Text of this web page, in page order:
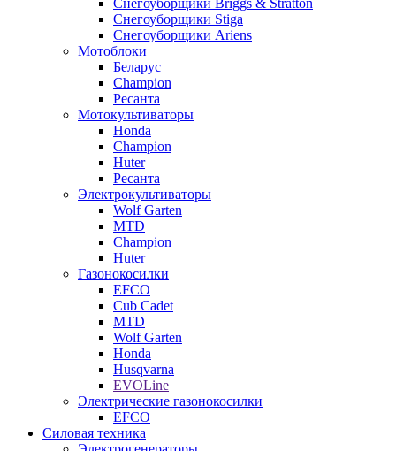
Снегоуборщики Briggs & Stratton
Снегоуборщики Stiga
Снегоуборщики Ariens
Мотоблоки
Беларус
Champion
Ресанта
Мотокультиваторы
Honda
Champion
Huter
Ресанта
Электрокультиваторы
Wolf Garten
MTD
Champion
Huter
Газонокосилки
EFCO
Cub Cadet
MTD
Wolf Garten
Honda
Husqvarna
EVOLine
Электрические газонокосилки
EFCO
Силовая техника